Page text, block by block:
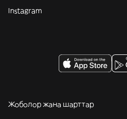
Instagram
Жоболор жана шарттар